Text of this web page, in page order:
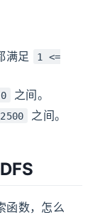
满足
1 <=
之间。
2500 之间。
函数，怎么